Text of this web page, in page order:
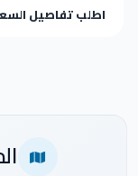
اطلب تفاصيل